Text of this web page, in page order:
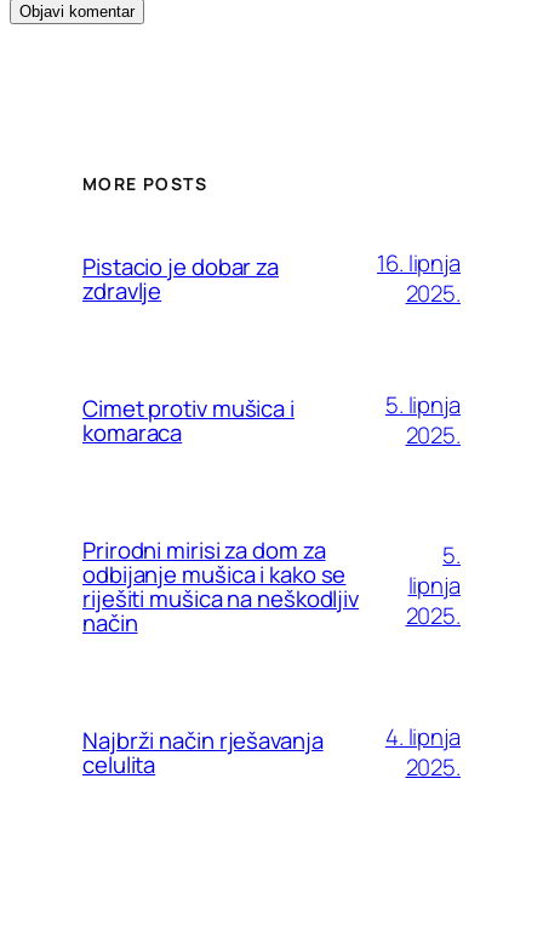
MORE POSTS
Pistacio je dobar za
zdravlje
16. lipnja
2025.
Cimet protiv mušica i
komaraca
5. lipnja
2025.
Prirodni mirisi za dom za
odbijanje mušica i kako se
riješiti mušica na neškodljiv
način
5.
lipnja
2025.
Najbrži način rješavanja
celulita
4. lipnja
2025.